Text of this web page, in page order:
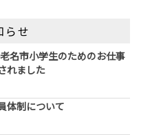
らせ
名市小学生のためのお仕事
れました
体制について